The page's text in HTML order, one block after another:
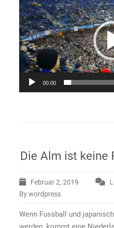
Player
00:00
Die Alm ist keine
Februar 2, 2019
By wordpress
Wenn Fussball und